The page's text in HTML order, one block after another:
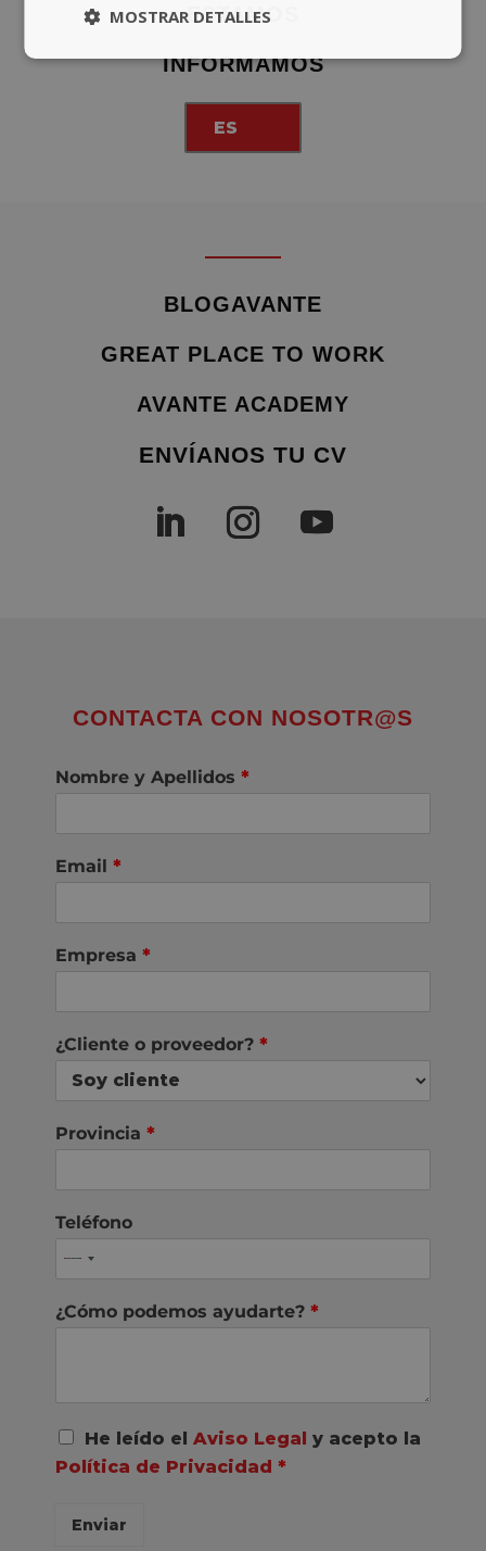
ESTAMOS
INFORMAMOS
ES
BLOGAVANTE
GREAT PLACE TO WORK
AVANTE ACADEMY
ENVÍANOS TU CV
CONTACTA CON NOSOTR@S
Nombre y Apellidos *
Email *
Empresa *
¿Cliente o proveedor? *
Provincia *
Teléfono
¿Cómo podemos ayudarte? *
A
c
u
He leído el Aviso Legal y acepto la
Política de Privacidad *
Enviar
MOSTRAR DETALLES